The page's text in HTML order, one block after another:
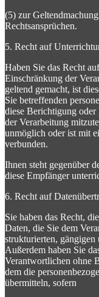
(5) zur
Rechtsansprüchen.
5. Recht auf
Haben Sie das Recht
Einschränkung der
geltend gemacht, ist
Sie betreffenden
diese Berichtigung
der Verarbeitung
unmöglich oder ist mit
verbunden.
Ihnen steht gegenüber
diese Empfänger
6. Recht auf
Sie haben das Recht,
Daten, die Sie dem
strukturierten, gängigen
Außerdem haben Sie
Verantwortlichen ohne
dem die
übermitteln, sofern